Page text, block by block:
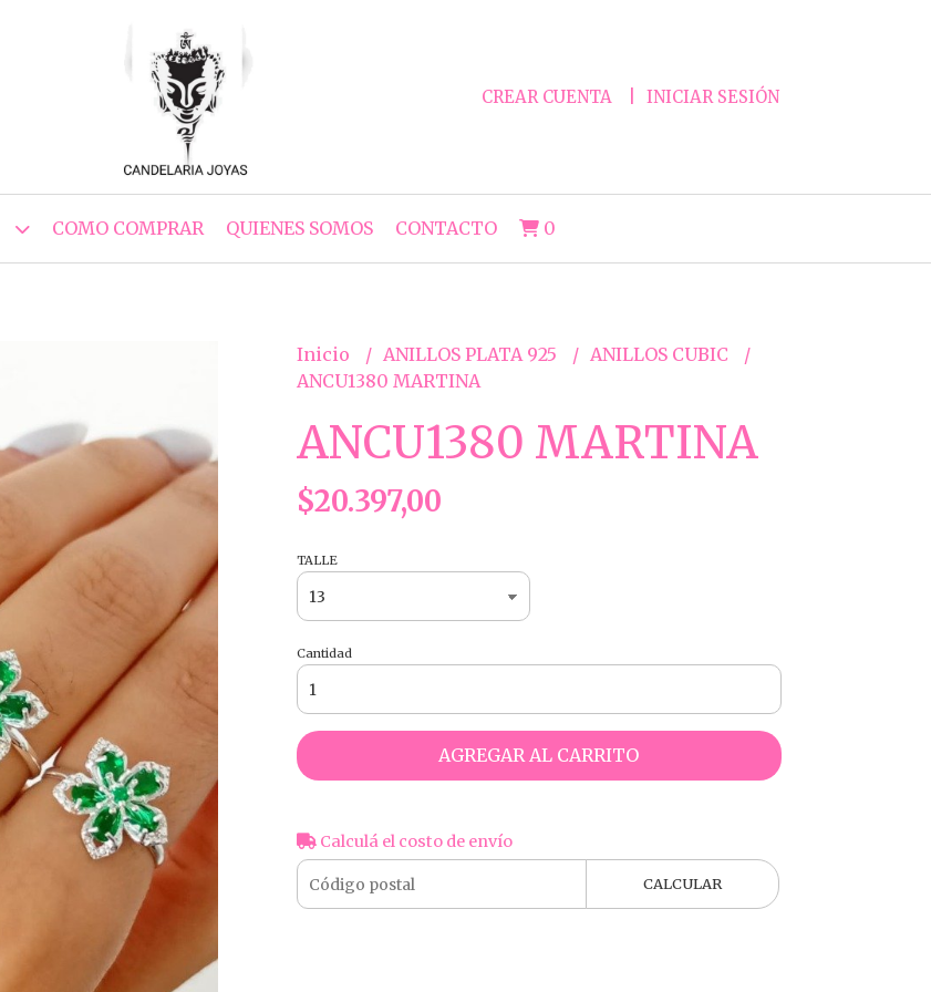
CREAR CUENTA INICIAR SESIÓN
COMO COMPRAR QUIENES SOMOS CONTACTO 0
Inicio ANILLOS PLATA 925
ANILLOS CUBIC
ANCU1380 MARTINA
ANCU1380 MARTINA
$20.397,00
TALLE
Cantidad
AGREGAR AL CARRITO
Calculá el costo de envío
CALCULAR